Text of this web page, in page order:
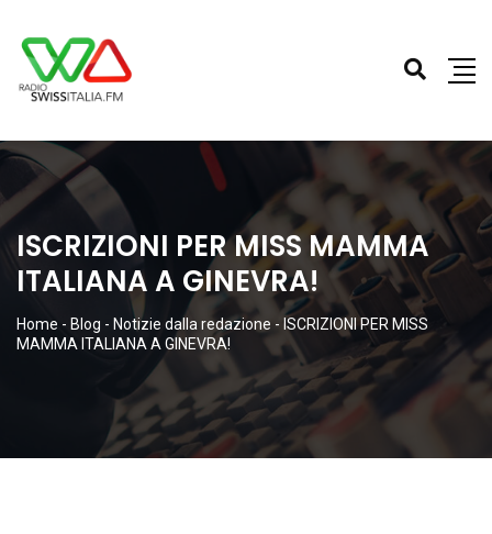
ISCRIZIONI PER MISS MAMMA
ITALIANA A GINEVRA!
Home - Blog - Notizie dalla redazione - ISCRIZIONI PER MISS
MAMMA ITALIANA A GINEVRA!